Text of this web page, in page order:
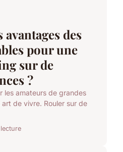
des
pour une
sur de
?
les amateurs de grandes
de vivre. Rouler sur de